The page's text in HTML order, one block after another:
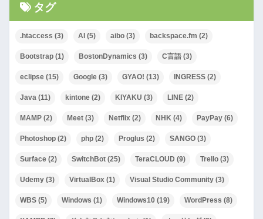
タグ
.htaccess (3) AI (5) aibo (3) backspace.fm (2)
Bootstrap (1) BostonDynamics (3) C言語 (3)
eclipse (15) Google (3) GYAO! (13) INGRESS (2)
Java (11) kintone (2) KIYAKU (3) LINE (2)
MAMP (2) Meet (3) Netflix (2) NHK (4) PayPay (6)
Photoshop (2) php (2) Proglus (2) SANGO (3)
Surface (2) SwitchBot (25) TeraCLOUD (9) Trello (3)
Udemy (3) VirtualBox (1) Visual Studio Community (3)
WBS (5) Windows (1) Windows10 (19) WordPress (8)